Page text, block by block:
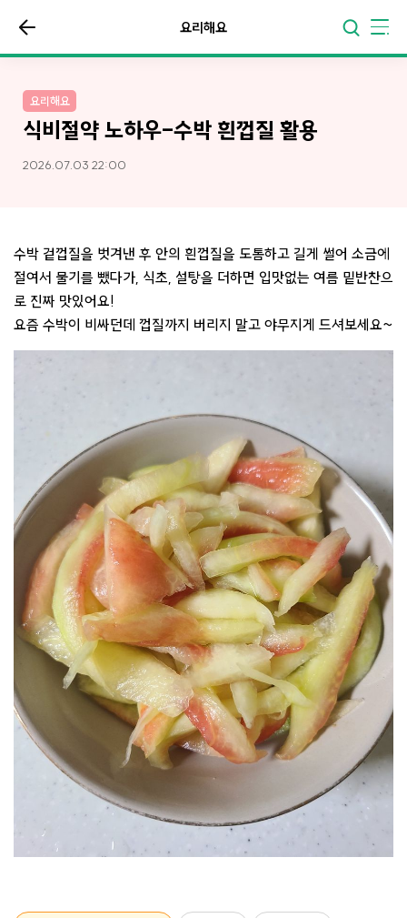
요리해요
요리해요
식비절약 노하우-수박 흰껍질 활용
2026.07.03 22:00
수박 겉껍질을 벗겨낸 후 안의 흰껍질을 도톰하고 길게 썰어 소금에
절여서 물기를 뺐다가, 식초, 설탕을 더하면 입맛없는 여름 밑반찬으
로 진짜 맛있어요!
요즘 수박이 비싸던데 껍질까지 버리지 말고 야무지게 드셔보세요~